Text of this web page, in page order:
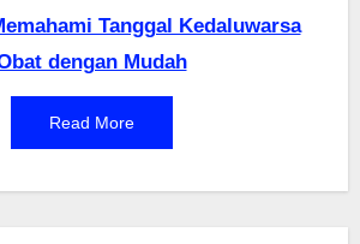
ahli farmasi seperti yang
oleh PAFI (Persatuan Ahli
. Apoteker siap membantu
Anda mendapatkan manfaat
Tanggal Kedaluwarsa
dengan Mudah
Read More